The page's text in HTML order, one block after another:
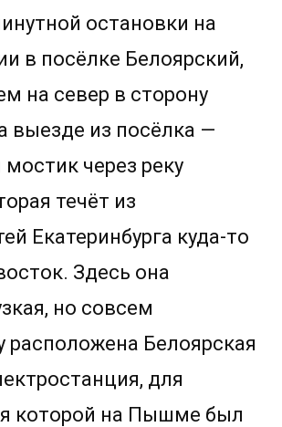
остановки на
в посёлке Белоярский,
на север в сторону
выезде из посёлка —
через реку
течёт из
Екатеринбурга куда-то
Здесь она
но совсем
расположена Белоярская
для
которой на Пышме был